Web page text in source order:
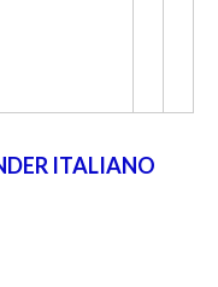
ITALIANO